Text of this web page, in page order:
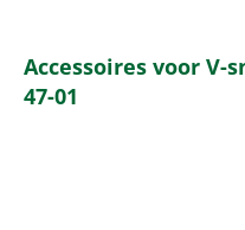
Accessoires voor V-
47-01